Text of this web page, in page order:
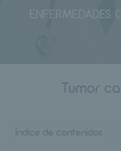
ENFERMEDADES
Tumor